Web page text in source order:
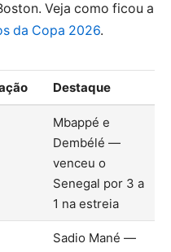
Veja como ficou a
da Copa 2026.
Destaque
Mbappé e
Dembélé —
venceu o
Senegal por 3 a
1 na estreia
Sadio Mané —